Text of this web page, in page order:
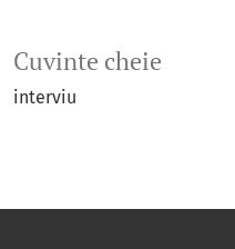
Cuvinte cheie
interviu